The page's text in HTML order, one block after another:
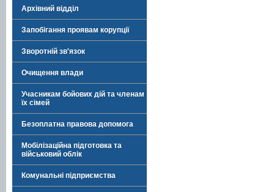
Архівний відділ
Запобігання проявам корупції
Зворотній зв'язок
Очищення влади
Учасникам бойових дій та членам
їх сімей
Безоплатна правова допомога
Мобілізаційна підготовка та
військовий облік
Комунальні підприємства